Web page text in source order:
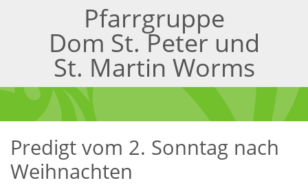
Pfarrgruppe
Dom St. Peter und
St. Martin Worms
Predigt vom 2. Sonntag nach
Weihnachten